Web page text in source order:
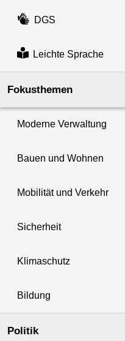
DGS
Leichte Sprache
Fokusthemen
Moderne Verwaltung
Bauen und Wohnen
Mobilität und Verkehr
Sicherheit
Klimaschutz
Bildung
Politik